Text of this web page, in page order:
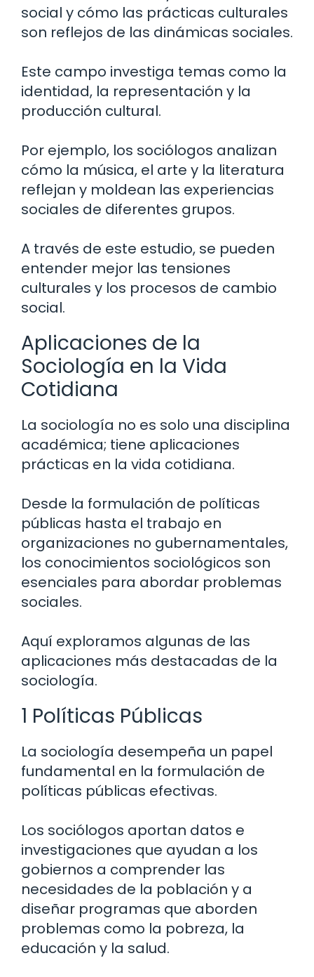
social y cómo las prácticas culturales
son reflejos de las dinámicas sociales.
Este campo investiga temas como la
identidad, la representación y la
producción cultural.
Por ejemplo, los sociólogos analizan
cómo la música, el arte y la literatura
reflejan y moldean las experiencias
sociales de diferentes grupos.
A través de este estudio, se pueden
entender mejor las tensiones
culturales y los procesos de cambio
social.
Aplicaciones de la
Sociología en la Vida
Cotidiana
La sociología no es solo una disciplina
académica; tiene aplicaciones
prácticas en la vida cotidiana.
Desde la formulación de políticas
públicas hasta el trabajo en
organizaciones no gubernamentales,
los conocimientos sociológicos son
esenciales para abordar problemas
sociales.
Aquí exploramos algunas de las
aplicaciones más destacadas de la
sociología.
1 Políticas Públicas
La sociología desempeña un papel
fundamental en la formulación de
políticas públicas efectivas.
Los sociólogos aportan datos e
investigaciones que ayudan a los
gobiernos a comprender las
necesidades de la población y a
diseñar programas que aborden
problemas como la pobreza, la
educación y la salud.